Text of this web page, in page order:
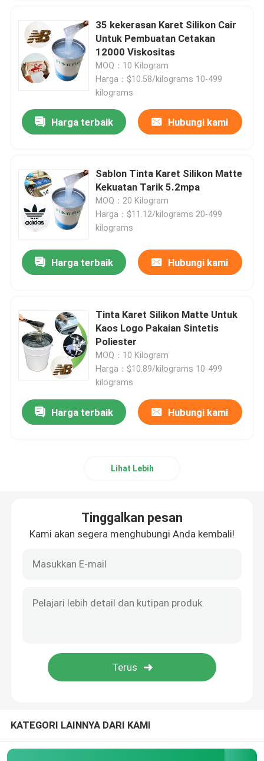
Produk
35 kekerasan Karet Silikon Cair
Untuk Pembuatan Cetakan
12000 Viskositas
MOQ：10 Kilogram
Harga：$10.58/kilograms 10-499
kilograms
Harga terbaik Hubungi kami
Sablon Tinta Karet Silikon Matte
Kekuatan Tarik 5.2mpa
MOQ：20 Kilogram
Harga：$11.12/kilograms 20-499
kilograms
Harga terbaik Hubungi kami
Tinta Karet Silikon Matte Untuk
Kaos Logo Pakaian Sintetis
Poliester
MOQ：10 Kilogram
Harga：$10.89/kilograms 10-499
kilograms
Harga terbaik Hubungi kami
Lihat Lebih
Tinggalkan pesan
Kami akan segera menghubungi Anda kembali!
KATEGORI LAINNYA DARI KAMI